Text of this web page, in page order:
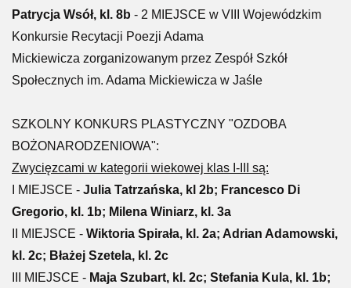
Patrycja Wsół, kl. 8b - 2 MIEJSCE w VIII Wojewódzkim
Konkursie Recytacji Poezji Adama
Mickiewicza zorganizowanym przez Zespół Szkół
Społecznych im. Adama Mickiewicza w Jaśle
SZKOLNY KONKURS PLASTYCZNY "OZDOBA
BOŻONARODZENIOWA":
Zwycięzcami w kategorii wiekowej klas I-III są:
I MIEJSCE - Julia Tatrzańska, kl 2b; Francesco Di
Gregorio, kl. 1b; Milena Winiarz, kl. 3a
II MIEJSCE - Wiktoria Spirała, kl. 2a; Adrian Adamowski,
kl. 2c; Błażej Szetela, kl. 2c
III MIEJSCE - Maja Szubart, kl. 2c; Stefania Kula, kl. 1b;